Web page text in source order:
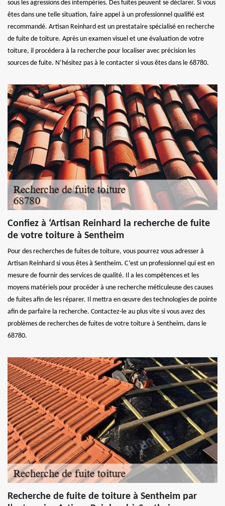
sous les agressions des intempéries. Des fuites peuvent se déclarer. Si vous
êtes dans une telle situation, faire appel à un professionnel qualifié est
recommandé. Artisan Reinhard est un prestataire spécialisé en recherche
de fuite de toiture. Après un examen visuel et une évaluation de votre
toiture, il procédera à la recherche pour localiser avec précision les
sources de fuite. N’hésitez pas à le contacter si vous êtes dans le 68780.
Confiez à ‘Artisan Reinhard la recherche de fuite
de votre toiture à Sentheim
Pour des recherches de fuites de toiture, vous pourrez vous adresser à
Artisan Reinhard si vous êtes à Sentheim. C’est un professionnel qui est en
mesure de fournir des services de qualité. Il a les compétences et les
moyens matériels pour procéder à une recherche méticuleuse des causes
de fuites afin de les réparer. Il mettra en œuvre des technologies de pointe
afin de parfaire la recherche. Contactez-le au plus vite si vous avez des
problèmes de recherches de fuites de votre toiture à Sentheim, dans le
68780.
Recherche de fuite de toiture à Sentheim par